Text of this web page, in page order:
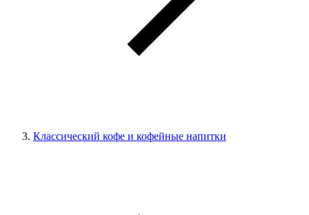
Классический кофе и кофейные напитки